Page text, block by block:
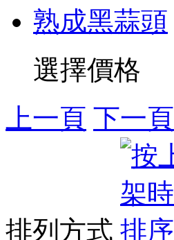
熟成黑蒜頭
選擇價格
上一頁 下一頁
排列方式